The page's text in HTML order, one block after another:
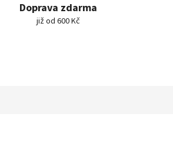
Doprava zdarma
již od 600 Kč